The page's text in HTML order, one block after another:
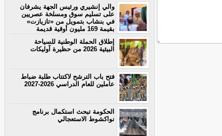
والي إنشيري ورئيس الجهة يشرفان
على تسليم سوق ومسلخة عصريين
في بنشاب بتمويل من «تازيازت»
بقيمة 169 مليون أوقية قديمة
إطلاق الحملة الوطنية للسياحة
البيئية 2026 من حظيرة آوليكات
فتح باب الترشح لاكتتاب طلبة ضباط
عاملين للعام الدراسي 2026-2027
الحكومة تبحث استكمال برنامج
نواكشوط الاستعجالي